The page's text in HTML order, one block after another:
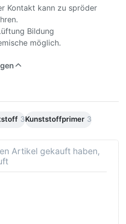
Kontakt kann zu spröder
Bildung
möglich.
3Kunststoffprimer 3
Artikel gekauft haben,